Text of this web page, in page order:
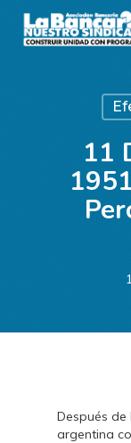
main
11
Después
argentina